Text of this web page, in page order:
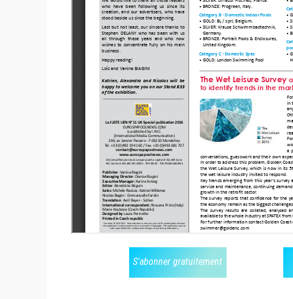
S'abonner gratuitement